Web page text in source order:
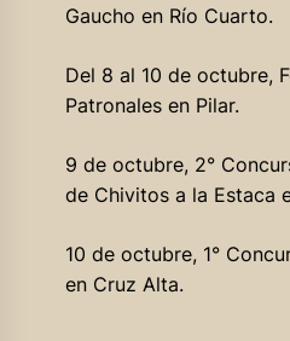
Gaucho en Río Cuarto.
Del 8 al 10 de octubre,
Patronales en Pilar.
9 de octubre, 2°
de Chivitos a la Estaca
10 de octubre, 1°
en Cruz Alta.